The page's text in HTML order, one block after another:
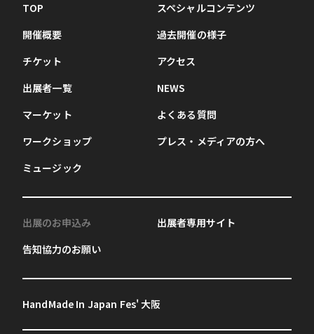
TOP
開催概要
チケット
出展者一覧
マーケット
ワークショップ
ミュージック
スペシャルコンテンツ
過去開催の様子
アクセス
NEWS
よくある質問
プレス・メディアの方へ
出展のお申込み
告知協力のお願い
出展者専用サイト
HandMade In Japan Fes' 大阪